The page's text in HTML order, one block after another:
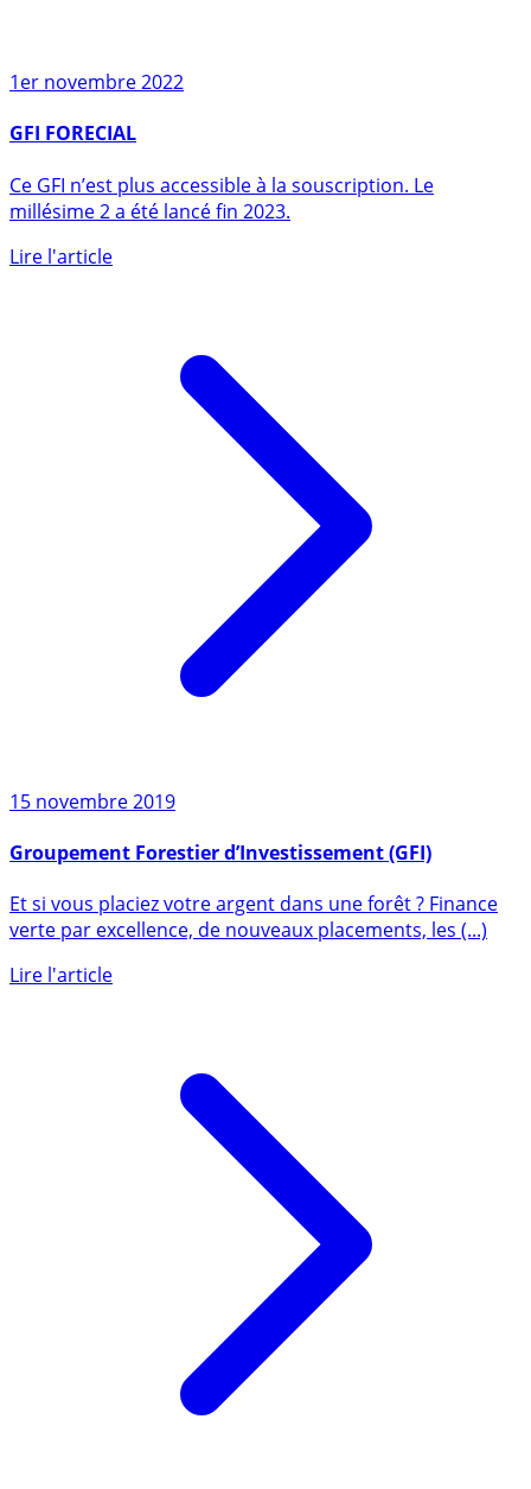
1er novembre 2022
GFI FORECIAL
millésime 2 a été lancé fin 2023.
15 novembre 2019
Groupement Forestier d’Investissement (GFI)
verte par excellence, de nouveaux placements, les (...)